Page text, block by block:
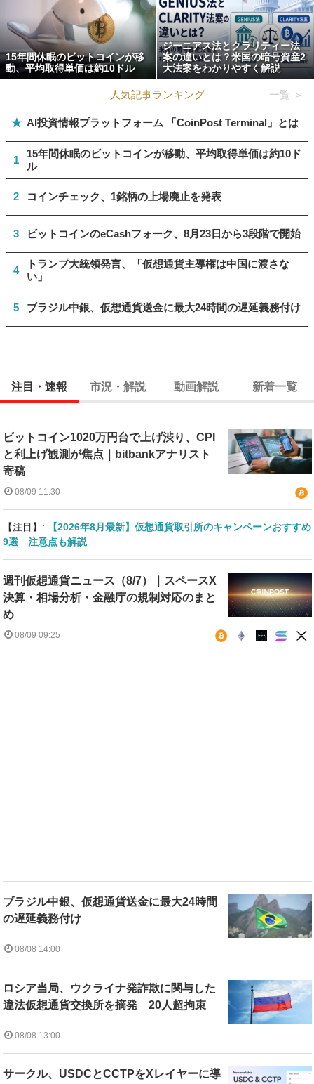
15年間休眠のビットコインが移
動、平均取得単価は約10ドル
ジーニアス法とクラリティー法
案の違いとは？米国の暗号資産2
大法案をわかりやすく解説
人気記事ランキング 一覧 ＞
★ AI投資情報プラットフォーム 「CoinPost Terminal」とは
1
15年間休眠のビットコインが移動、平均取得単価は約10ド
ル
2 コインチェック、1銘柄の上場廃止を発表
3 ビットコインのeCashフォーク、8月23日から3段階で開始
4
トランプ大統領発言、「仮想通貨主導権は中国に渡さな
い」
5 ブラジル中銀、仮想通貨送金に最大24時間の遅延義務付け
注目・速報 市況・解説 動画解説 新着一覧
ビットコイン1020万円台で上げ渋り、CPI
と利上げ観測が焦点｜bitbankアナリスト
寄稿
08/09 11:30
【注目】:
【2026年8月最新】仮想通貨取引所のキャンペーンおすすめ
9選 注意点も解説
週刊仮想通貨ニュース（8/7）｜スペースX
決算・相場分析・金融庁の規制対応のまと
め
08/09 09:25
ブラジル中銀、仮想通貨送金に最大24時間
の遅延義務付け
08/08 14:00
ロシア当局、ウクライナ発詐欺に関与した
違法仮想通貨交換所を摘発 20人超拘束
08/08 13:00
サークル、USDCとCCTPをXレイヤーに導